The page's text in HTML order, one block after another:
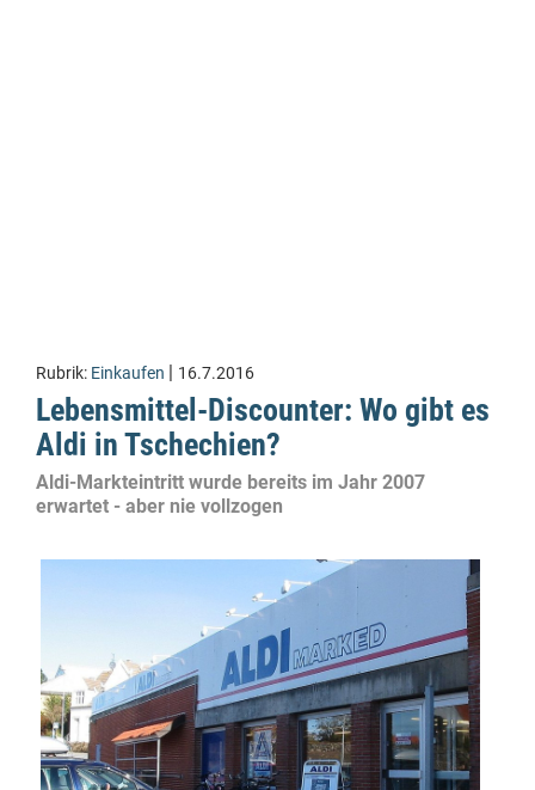
Rubrik: Einkaufen | 16.7.2016
Lebensmittel-Discounter: Wo gibt es
Aldi in Tschechien?
Aldi-Markteintritt wurde bereits im Jahr 2007
erwartet - aber nie vollzogen